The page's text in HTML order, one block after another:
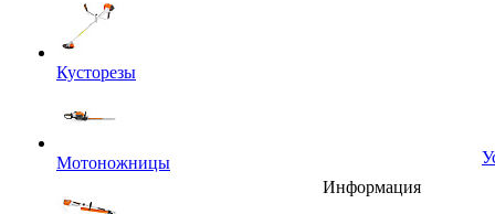
Кусторезы
Мотоножницы
Информация